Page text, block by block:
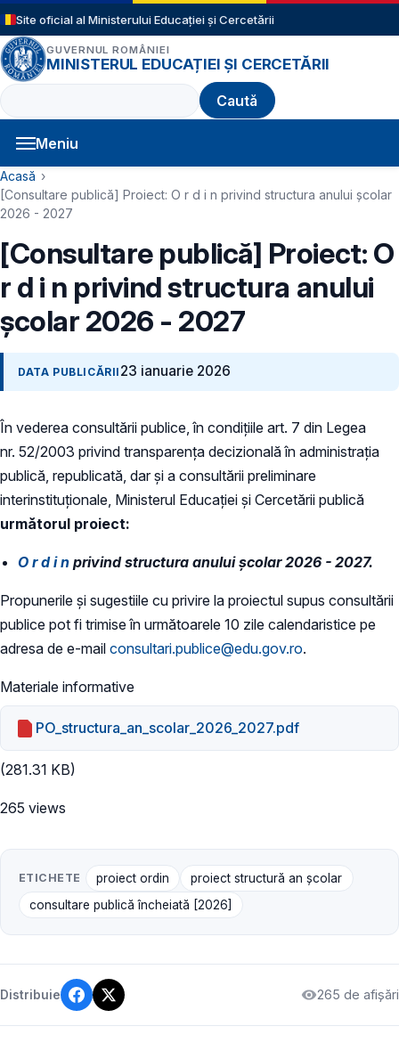
Sari la conținutul principal
Site oficial al Ministerului Educației și Cercetării
GUVERNUL ROMÂNIEI
MINISTERUL EDUCAȚIEI ȘI CERCETĂRII
Caută
Meniu
Navigație principală
Cale de navigare
Acasă
[Consultare publică] Proiect: O r d i n privind structura anului şcolar
2026 - 2027
[Consultare publică] Proiect: O
r d i n privind structura anului
şcolar 2026 - 2027
DATA PUBLICĂRII 23 ianuarie 2026
În vederea consultării publice, în condiţiile art. 7 din Legea
nr. 52/2003 privind transparenţa decizională în administraţia
publică, republicată, dar și a consultării preliminare
interinstituționale, Ministerul Educaţiei și Cercetării publică
următorul proiect:
O r d i n privind structura anului şcolar 2026 - 2027.
Propunerile și sugestiile cu privire la proiectul supus consultării
publice pot fi trimise în următoarele 10 zile calendaristice pe
adresa de e-mail consultari.publice@edu.gov.ro.
Materiale informative
PO_structura_an_scolar_2026_2027.pdf
(281.31 KB)
265 views
ETICHETE proiect ordin
proiect structură an școlar
consultare publică încheiată [2026]
Distribuie 265 de afișări